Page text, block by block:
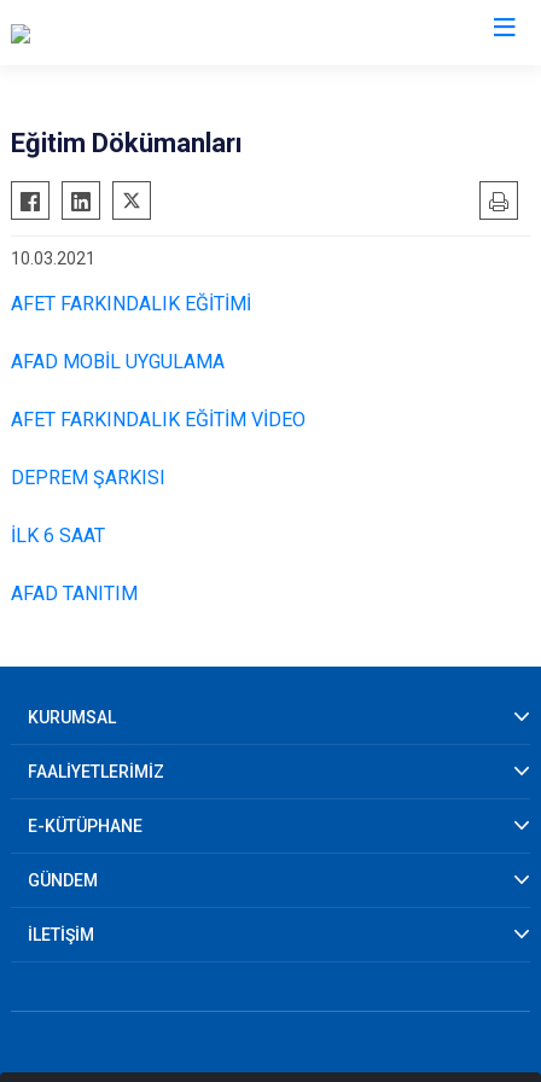
Eğitim Dökümanları
10.03.2021
AFET FARKINDALIK EĞİTİMİ
AFAD MOBİL UYGULAMA
AFET FARKINDALIK EĞİTİM VİDEO
DEPREM ŞARKISI
İLK 6 SAAT
AFAD TANITIM
KURUMSAL
FAALİYETLERİMİZ
E-KÜTÜPHANE
GÜNDEM
İLETİŞİM